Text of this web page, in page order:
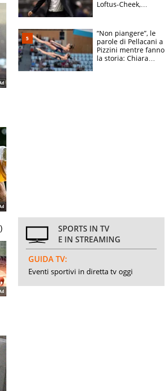
Loftus-Cheek,
Soulè e Osorio nel
mirino
“Non piangere”, le
parole di Pellacani a
Pizzini mentre fanno
la storia: Chiara
SPORTS IN TV
E IN STREAMING
GUIDA TV:
Eventi sportivi in diretta tv oggi